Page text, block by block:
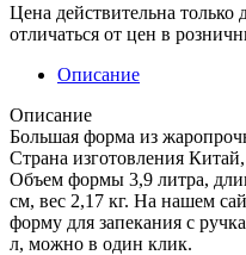
Цена действительна только
отличаться от цен в
Описание
Описание
Большая форма из
Страна изготовления
Объем формы 3,9 литра,
см, вес 2,17 кг. На нашем
форму для запекания с
л, можно в один клик.